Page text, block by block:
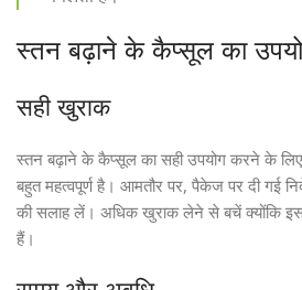
स्तन बढ़ाने के कैप्सूल का
सही खुराक
स्तन बढ़ाने के कैप्सूल का सही उपयोग करने के
बहुत महत्वपूर्ण है। आमतौर पर, पैकेज पर दी गई
की सलाह लें। अधिक खुराक लेने से बचें क्योंकि
हैं।